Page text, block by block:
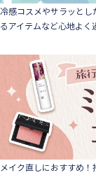
冷感コスメやサラッと
るアイテムなど心地よく
メイク直しにおすすめ